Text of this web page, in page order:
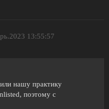
13:55:57
нашу практику
поэтому с